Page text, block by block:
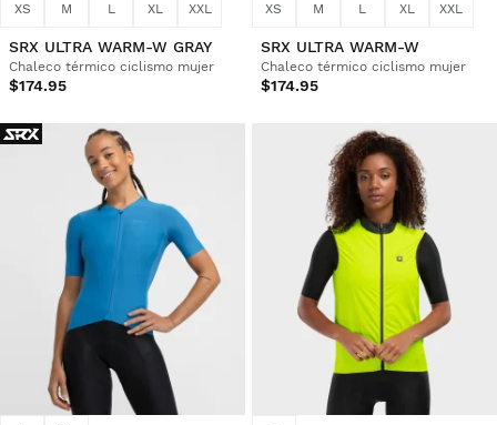
XS M L XL XXL
SRX ULTRA WARM-W GRAY
Chaleco térmico ciclismo mujer
$174.95
XS M L XL XXL
SRX ULTRA WARM-W
Chaleco térmico ciclismo mujer
$174.95